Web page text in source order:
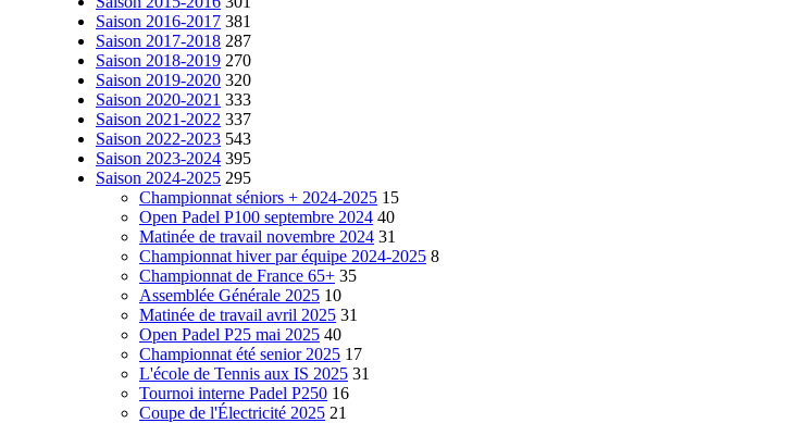
Saison 2016-2017 381
Saison 2017-2018 287
Saison 2018-2019 270
Saison 2019-2020 320
Saison 2020-2021 333
Saison 2021-2022 337
Saison 2022-2023 543
Saison 2023-2024 395
Saison 2024-2025 295
Championnat séniors + 2024-2025 15
Open Padel P100 septembre 2024 40
Matinée de travail novembre 2024 31
Championnat hiver par équipe 2024-2025 8
Championnat de France 65+ 35
Assemblée Générale 2025 10
Matinée de travail avril 2025 31
Open Padel P25 mai 2025 40
Championnat été senior 2025 17
L'école de Tennis aux IS 2025 31
Tournoi interne Padel P250 16
Coupe de l'Électricité 2025 21